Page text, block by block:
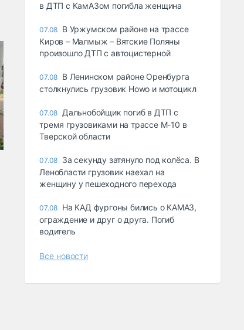
в ДТП с КамАЗом погибла женщина
07.08 В Уржумском районе на трассе
Киров – Малмыж – Вятские Поляны
произошло ДТП с автоцистерной
07.08 В Ленинском районе Оренбурга
столкнулись грузовик Howo и мотоцикл
07.08 Дальнобойщик погиб в ДТП с
тремя грузовиками на трассе М-10 в
Тверской области
07.08 За секунду затянуло под колёса. В
Ленобласти грузовик наехал на
женщину у пешеходного перехода
07.08 На КАД фургоны бились о КАМАЗ,
ограждение и друг о друга. Погиб
водитель
Все новости